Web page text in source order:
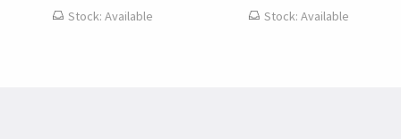
Stock: Available
Stock: Available